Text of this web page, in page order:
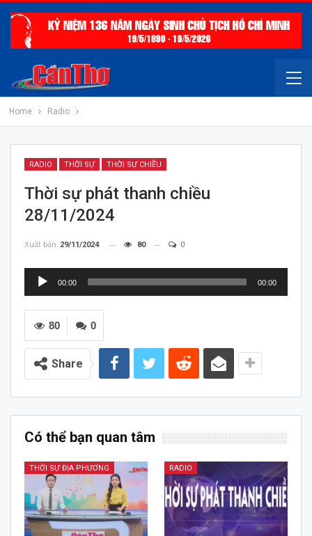
Home Radio
RADIO THỜI SỰ THỜI SỰ CHIỀU
Thời sự phát thanh chiều
28/11/2024
Xuất bản 29/11/2024 80 0
Trình
Audio
00:00 00:00
0
80
Share
Có thể bạn quan tâm
THỜI SỰ ĐỊA PHƯƠNG RADIO